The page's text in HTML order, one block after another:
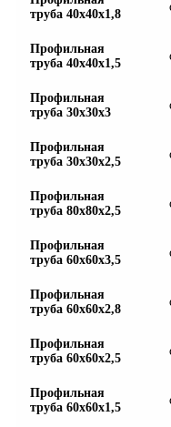
труба 40х40х1,8
Профильная
труба 40х40х1,5
Профильная
труба 30х30х3
Профильная
труба 30х30х2,5
Профильная
труба 80х80х2,5
Профильная
труба 60х60х3,5
Профильная
труба 60х60х2,8
Профильная
труба 60х60х2,5
Профильная
труба 60х60х1,5